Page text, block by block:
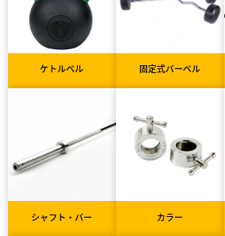
ケトルベル 固定式バーベル
シャフト・バー カラー